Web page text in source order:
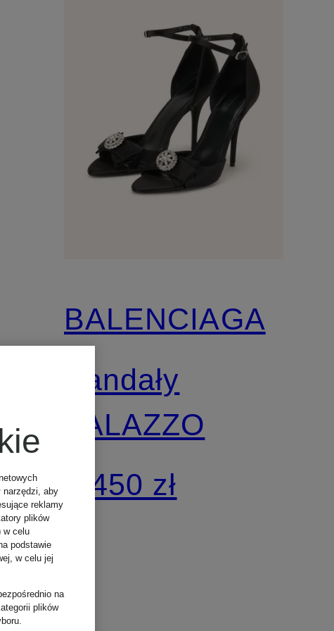
BALENCIAGA
Sandały
PALAZZO
4 450 zł
narzędzi, aby
reklamy
plików
w celu
podstawie
w celu jej
na
plików